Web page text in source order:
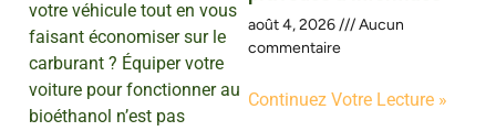
votre véhicule tout en vous
faisant économiser sur le
carburant ? Équiper votre
voiture pour fonctionner au
bioéthanol n’est pas
août 4, 2026
Aucun
commentaire
Continuez Votre Lecture »